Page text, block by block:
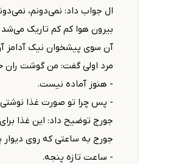
ال جواب داد: نمی‌دونم،
بیرون هوا کم کم تاریک می‌شد
آن سوی پیشخوان نیک آدامز
مرد اولی گفت: من گوشت
- هنوز آماده نیست.
- پس چرا تو صورت غذا
جورج توضیح داد: این غذا
جورج به ساعتی که روی
- ساعت تازه پنجه.